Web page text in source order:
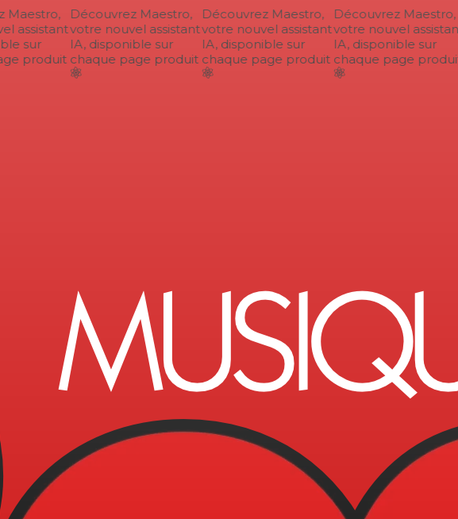
Maestro,
assistant
sur
produit
Découvrez Maestro,
votre nouvel assistant
IA, disponible sur
chaque page produit
Découvrez Maestro,
votre nouvel assistant
IA, disponible sur
chaque page produit
Découvrez Maestro,
votre nouvel assistant
IA, disponible sur
chaque page produit